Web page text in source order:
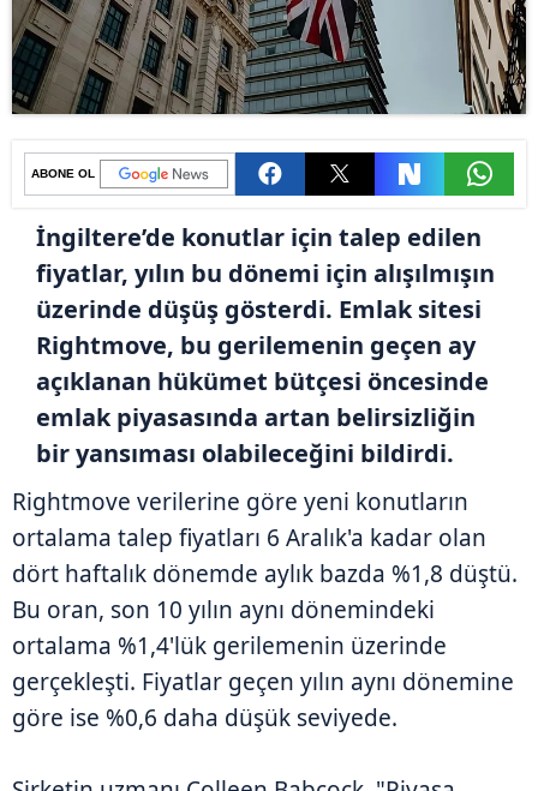
ABONE OL
İngiltere’de konutlar için talep edilen
fiyatlar, yılın bu dönemi için alışılmışın
üzerinde düşüş gösterdi. Emlak sitesi
Rightmove, bu gerilemenin geçen ay
açıklanan hükümet bütçesi öncesinde
emlak piyasasında artan belirsizliğin
bir yansıması olabileceğini bildirdi.
Rightmove verilerine göre yeni konutların
ortalama talep fiyatları 6 Aralık'a kadar olan
dört haftalık dönemde aylık bazda %1,8 düştü.
Bu oran, son 10 yılın aynı dönemindeki
ortalama %1,4'lük gerilemenin üzerinde
gerçekleşti. Fiyatlar geçen yılın aynı dönemine
göre ise %0,6 daha düşük seviyede.